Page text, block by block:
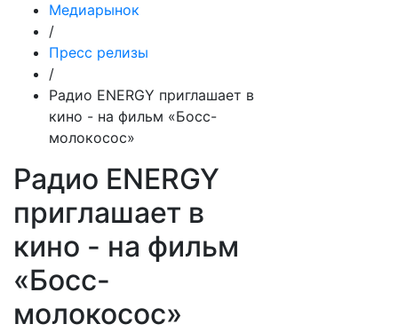
Медиарынок
/
Пресс релизы
/
Радио ENERGY приглашает в
кино - на фильм «Босс-
молокосос»
Радио ENERGY
приглашает в
кино - на фильм
«Босс-
молокосос»